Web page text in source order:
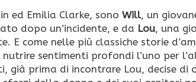
ed Emilia Clarke, sono Will, un
dopo un’incidente, e da Lou, una
come nelle più classiche storie
sentimenti profondi l’uno per
prima di incontrare Lou, decise di